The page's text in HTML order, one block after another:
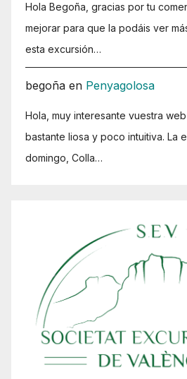
Hola Begoña, gracias por tu
mejorar para que la podáis ver
esta excursión…
begoña en Penyagolosa
Hola, muy interesante vuestra
bastante liosa y poco intuitiva. La
domingo, Colla…